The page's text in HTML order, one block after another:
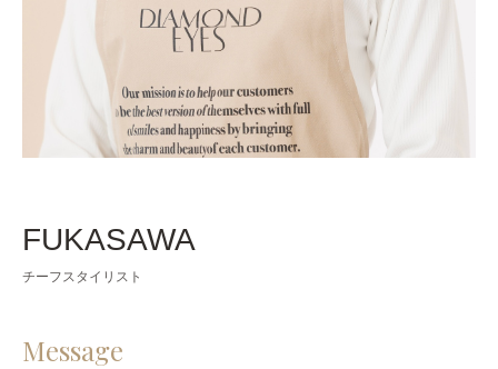
FUKASAWA
チーフスタイリスト
Message